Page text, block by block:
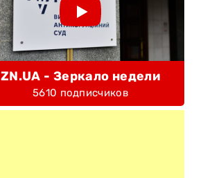
ZN.UA - Зеркало недели
5610 подписчиков